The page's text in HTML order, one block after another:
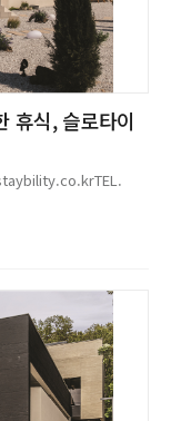
휴식, 슬로타이